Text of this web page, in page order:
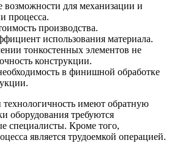
возможности для механизации и
процесса.
производства.
использования материала.
тонкостенных элементов не
конструкции.
в финишной обработке
технологичность имеют обратную
оборудования требуются
специалисты. Кроме того,
является трудоемкой операцией.